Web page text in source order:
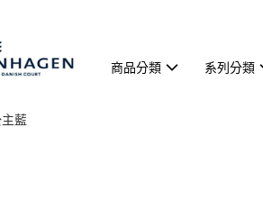
商品分類 系列分類
藍